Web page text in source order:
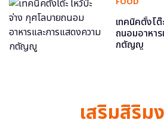
เทคนิคตั้งโต๊
ถนอมอาหา
กตัญญู
เสริมสิริม